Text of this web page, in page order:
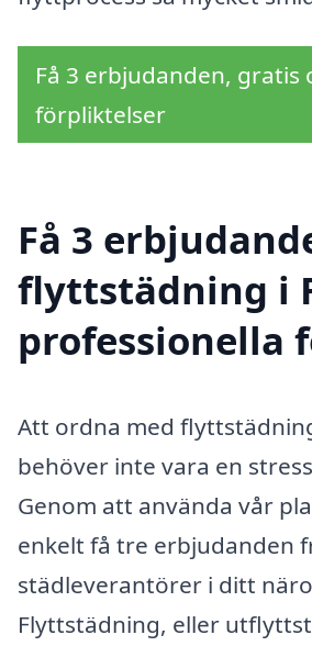
Få 3 erbjudanden, gratis
förpliktelser
Få 3
flyttstädning i
professionella
Att ordna med
behöver inte vara en
Genom att använda vår
enkelt få tre erbjudanden
städleverantörer i ditt
Flyttstädning, eller